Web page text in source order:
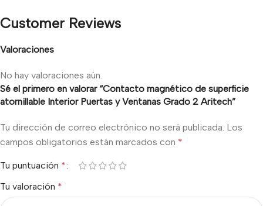
Customer Reviews
Valoraciones
No hay valoraciones aún.
Sé el primero en valorar “Contacto magnético de superficie
atornillable Interior Puertas y Ventanas Grado 2 Aritech”
Tu dirección de correo electrónico no será publicada. Los
campos obligatorios están marcados con *
Tu puntuación *
Tu valoración *